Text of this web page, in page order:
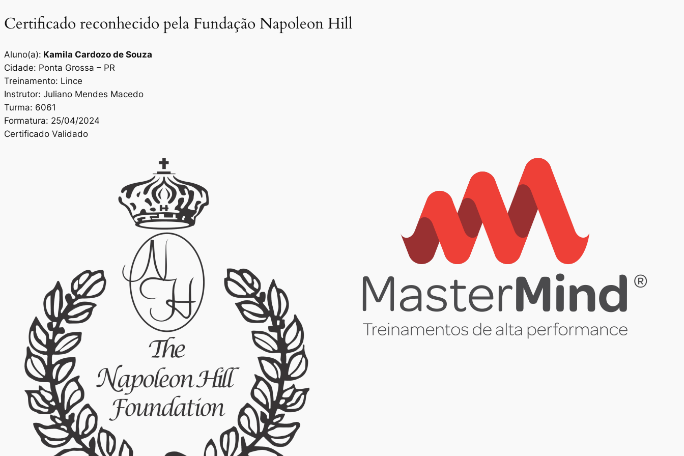
Certificado reconhecido pela Fundação Napoleon Hill
Aluno(a): Kamila Cardozo de Souza
Cidade: Ponta Grossa – PR
Treinamento: Lince
Instrutor: Juliano Mendes Macedo
Turma: 6061
Formatura: 25/04/2024
Certificado Validado